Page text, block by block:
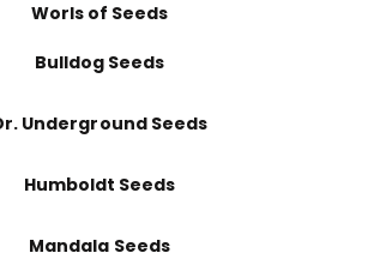
Worls of Seeds
Bulldog Seeds
Underground Seeds
Humboldt Seeds
Mandala Seeds